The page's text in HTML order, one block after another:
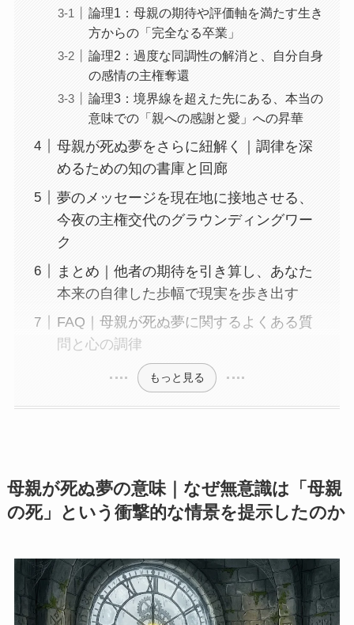
論理1：母親の期待や評価軸を満たす生き
方からの「完全なる卒業」
論理2：過度な同調性の解消と、自分自身
の感情の主権奪還
論理3：境界線を超えた先にある、本当の
意味での「親への感謝と愛」への昇華
母親が死ぬ夢をさらに紐解く｜調律を深
めるための知の書庫と回廊
夢のメッセージを現在地に接地させる、
今夜の主権交代のグラウンディングワー
ク
まとめ｜他者の期待を引き算し、あなた
本来の自律した歩幅で現実を歩き出す
FAQ｜母親が死ぬ夢に関するよくある質
問と心の調律
もっと見る
母親が死ぬ夢の意味｜なぜ無意識は「母親
の死」という衝撃的な情景を提示したのか